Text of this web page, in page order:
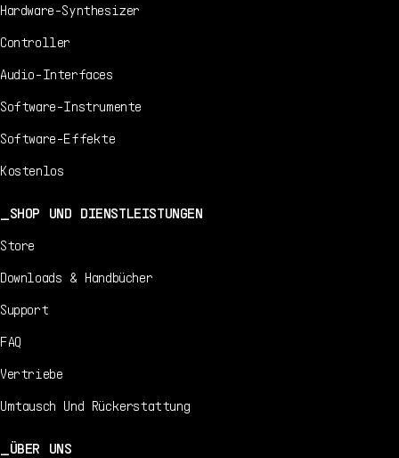
Hardware-Synthesizer
Controller
Audio-Interfaces
Software-Instrumente
Software-Effekte
Kostenlos
SHOP UND DIENSTLEISTUNGEN
Store
Downloads & Handbücher
Support
FAQ
Vertriebe
Umtausch Und Rückerstattung
ÜBER UNS